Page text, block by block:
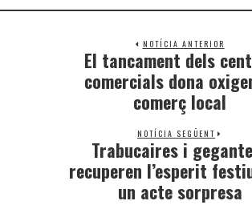
NOTÍCIA ANTERIOR
El tancament dels
comercials dona
comerç local
NOTÍCIA SEGÜENT
Trabucaires i
recuperen l’esperit
un acte sorpresa